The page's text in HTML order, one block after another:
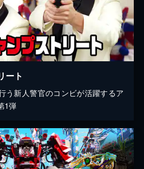
ート
う新人警官のコンビが活躍するア
1弾